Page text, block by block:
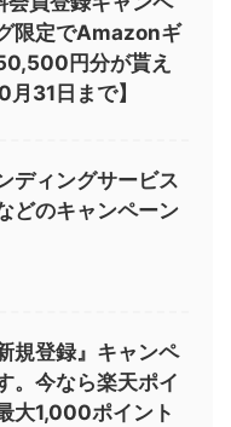
限定でAmazonギ
円分が貰え
31日まで】
ディングサービス
どのキャンペーン
規登録』キャンペ
。今なら楽天ポイ
大1,000ポイント